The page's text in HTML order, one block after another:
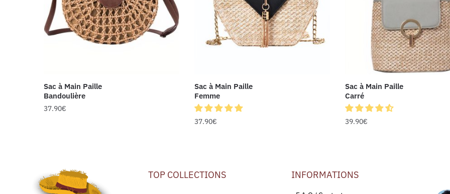
Sac à Main Paille
Bandoulière
37.90€
Sac à Main Paille
Femme
37.90€
Sac à Main Paille
Carré
39.90€
TOP COLLECTIONS INFORMATIONS